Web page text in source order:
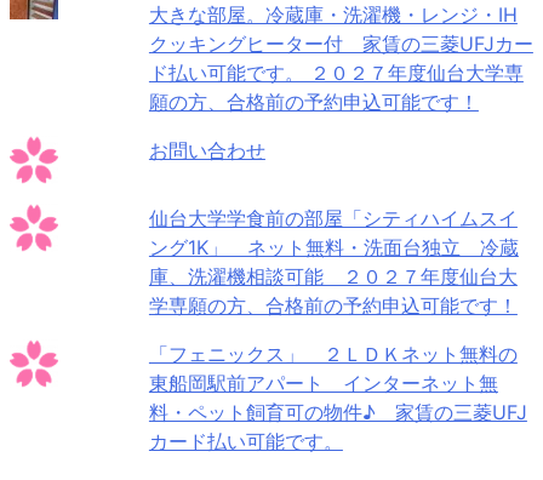
大きな部屋。冷蔵庫・洗濯機・レンジ・IH
クッキングヒーター付 家賃の三菱UFJカー
ド払い可能です。 ２０２７年度仙台大学専
願の方、合格前の予約申込可能です！
お問い合わせ
仙台大学学食前の部屋「シティハイムスイ
ング1K」 ネット無料・洗面台独立 冷蔵
庫、洗濯機相談可能 ２０２７年度仙台大
学専願の方、合格前の予約申込可能です！
「フェニックス」 ２ＬＤＫネット無料の
東船岡駅前アパート インターネット無
料・ペット飼育可の物件♪ 家賃の三菱UFJ
カード払い可能です。